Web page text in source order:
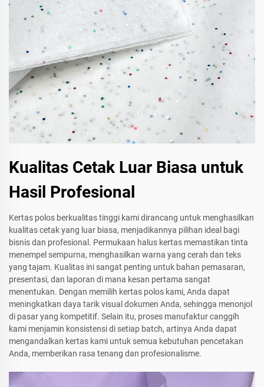
Kualitas Cetak Luar Biasa untuk
Hasil Profesional
Kertas polos berkualitas tinggi kami dirancang untuk menghasilkan
kualitas cetak yang luar biasa, menjadikannya pilihan ideal bagi
bisnis dan profesional. Permukaan halus kertas memastikan tinta
menempel sempurna, menghasilkan warna yang cerah dan teks
yang tajam. Kualitas ini sangat penting untuk bahan pemasaran,
presentasi, dan laporan di mana kesan pertama sangat
menentukan. Dengan memilih kertas polos kami, Anda dapat
meningkatkan daya tarik visual dokumen Anda, sehingga menonjol
di pasar yang kompetitif. Selain itu, proses manufaktur canggih
kami menjamin konsistensi di setiap batch, artinya Anda dapat
mengandalkan kertas kami untuk semua kebutuhan pencetakan
Anda, memberikan rasa tenang dan profesionalisme.